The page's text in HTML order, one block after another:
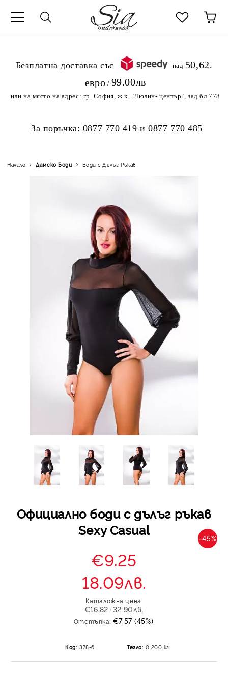
.Безплатна доставка със
над 50,62
евро / 99.00лв
или на място на адрес: гр. София, ж.к. "Люлин- център", зад бл.778
За поръчка: 0877 770 419 и0877 770 485
Начало Дамскo Боди Боди с Дълъг Ръкав
Официално боди с дълъг ръкав
Sexy Casual
-45%
€9.25
18.09лв.
Каталожна цена:
€16.82 32.90лв.
Отстъпка: €7.57 (45%)
Код: 378-6 Тегло: 0.200 кг